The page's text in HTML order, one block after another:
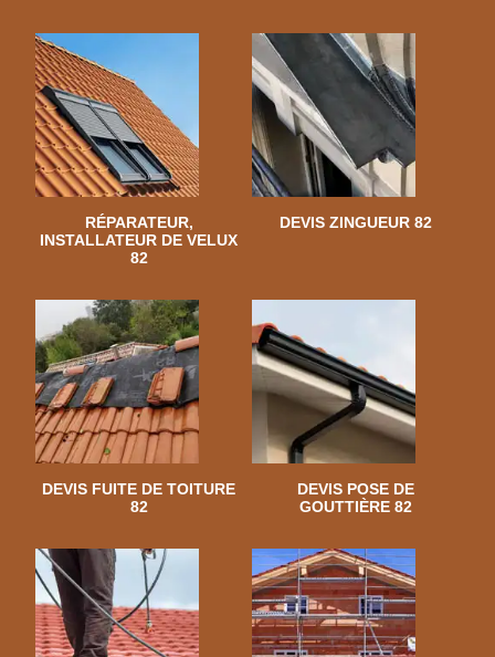
RÉPARATEUR,
INSTALLATEUR DE VELUX
82
DEVIS ZINGUEUR 82
DEVIS FUITE DE TOITURE
82
DEVIS POSE DE
GOUTTIÈRE 82